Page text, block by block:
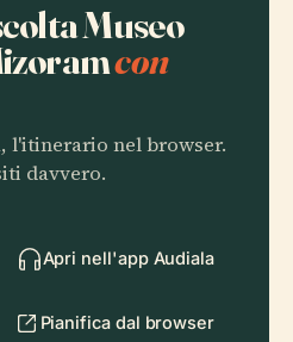
Museo
con
l'itinerario nel browser.
davvero.
Apri nell'app Audiala
Pianifica dal browser